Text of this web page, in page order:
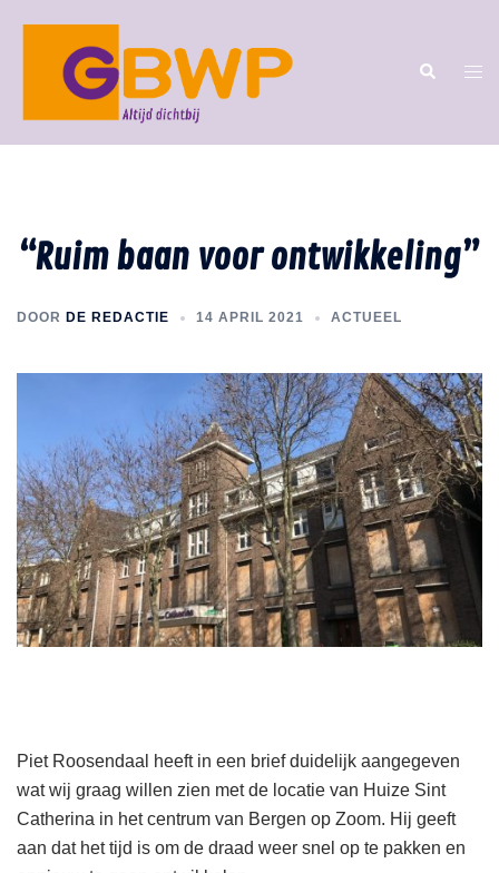
“Ruim baan voor ontwikkeling”
DOOR DE REDACTIE 14 APRIL 2021 ACTUEEL
Piet Roosendaal heeft in een brief duidelijk aangegeven
wat wij graag willen zien met de locatie van Huize Sint
Catherina in het centrum van Bergen op Zoom. Hij geeft
aan dat het tijd is om de draad weer snel op te pakken en